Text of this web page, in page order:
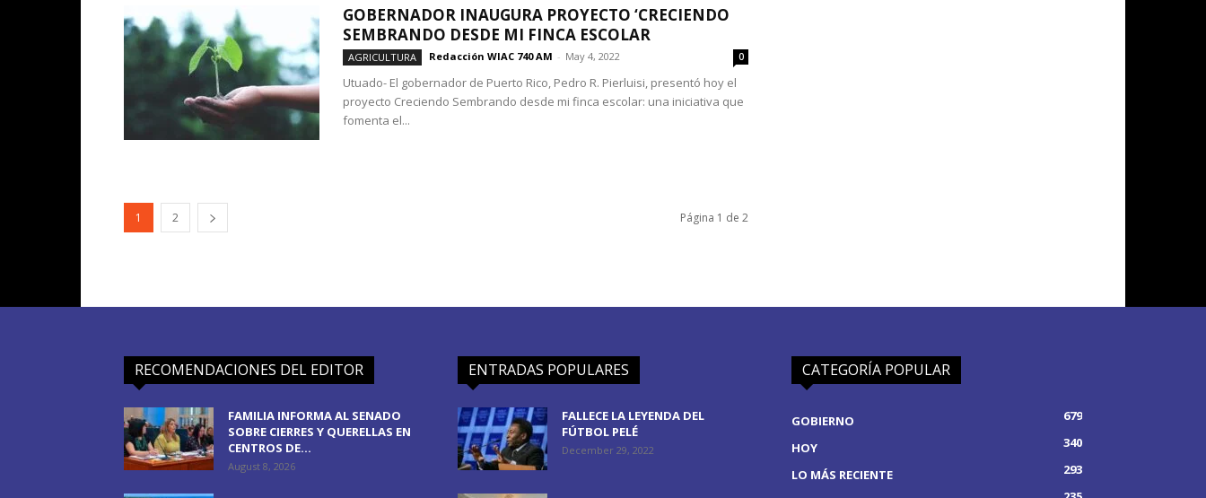
GOBERNADOR INAUGURA PROYECTO ‘CRECIENDO
SEMBRANDO DESDE MI FINCA ESCOLAR
AGRICULTURA Redacción WIAC 740 AM - May 4, 2022 0
Utuado- El gobernador de Puerto Rico, Pedro R. Pierluisi, presentó hoy el
proyecto Creciendo Sembrando desde mi finca escolar: una iniciativa que
fomenta el...
1 2 Página 1 de 2
RECOMENDACIONES DEL EDITOR
FAMILIA INFORMA AL SENADO
SOBRE CIERRES Y QUERELLAS EN
CENTROS DE...
August 8, 2026
ENTRADAS POPULARES
FALLECE LA LEYENDA DEL
FÚTBOL PELÉ
December 29, 2022
CATEGORÍA POPULAR
GOBIERNO
679
HOY
340
LO MÁS RECIENTE
293